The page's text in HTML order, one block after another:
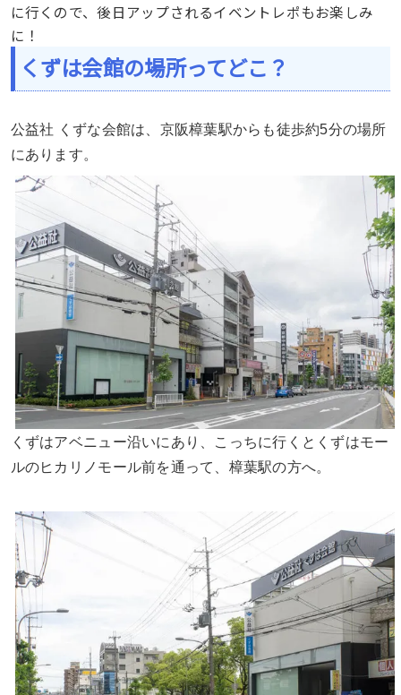
に行くので、後日アップされるイベントレポもお楽しみ
に！
くずは会館の場所ってどこ？
公益社 くずな会館は、京阪樟葉駅からも徒歩約5分の場所
にあります。
くずはアベニュー沿いにあり、こっちに行くとくずはモー
ルのヒカリノモール前を通って、樟葉駅の方へ。